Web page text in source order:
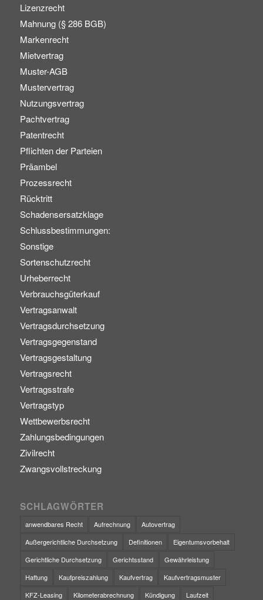
Lizenzrecht
Mahnung (§ 286 BGB)
Markenrecht
Mietvertrag
Muster-AGB
Mustervertrag
Nutzungsvertrag
Pachtvertrag
Patentrecht
Pflichten der Parteien
Präambel
Prozessrecht
Rücktritt
Schadensersatzklage
Schlussbestimmungen:
Sonstige
Sortenschutzrecht
Urheberrecht
Verbrauchsgüterkauf
Vertragsanwalt
Vertragsdurchsetzung
Vertragsgegenstand
Vertragsgestaltung
Vertragsrecht
Vertragsstrafe
Vertragstyp
Wettbewerbsrecht
Zahlungsbedingungen
Zivilrecht
Zwangsvollstreckung
SCHLAGWÖRTER
anwendbares Recht Aufrechnung
Autovertrag
Außergerichtliche Durchsetzung
Definitionen
Eigentumsvorbehalt
Gerichtliche Durchsetzung
Gerichtsstand
Gewährleistung
Haftung
Kaufpreiszahlung Kaufvertrag
Kaufvertragsmuster
KFZ-Leasing
Kilometerabrechnung Kündigung Laufzeit